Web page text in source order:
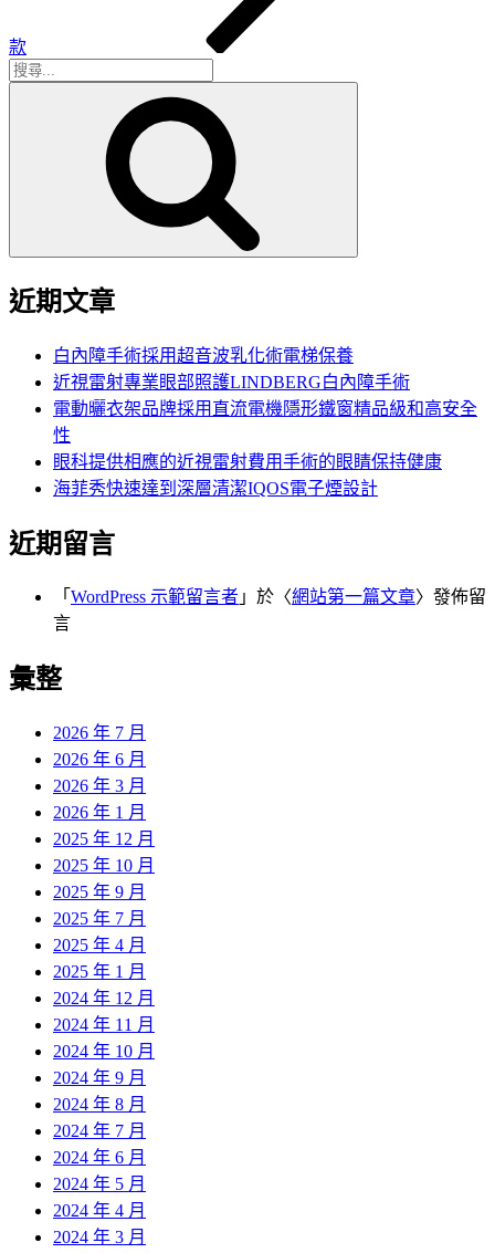
款
搜
近期文章
白內障手術採用超音波乳化術電梯保養
近視雷射專業眼部照護LINDBERG白內障手術
電動曬衣架品牌採用直流電機隱形鐵窗精品級和高安全
性
眼科提供相應的近視雷射費用手術的眼睛保持健康
海菲秀快速達到深層清潔IQOS電子煙設計
近期留言
「 WordPress 示範留言者 」於〈網站第一篇文章〉發佈留
言
彙整
2026 年 7 月
2026 年 6 月
2026 年 3 月
2026 年 1 月
2025 年 12 月
2025 年 10 月
2025 年 9 月
2025 年 7 月
2025 年 4 月
2025 年 1 月
2024 年 12 月
2024 年 11 月
2024 年 10 月
2024 年 9 月
2024 年 8 月
2024 年 7 月
2024 年 6 月
2024 年 5 月
2024 年 4 月
2024 年 3 月